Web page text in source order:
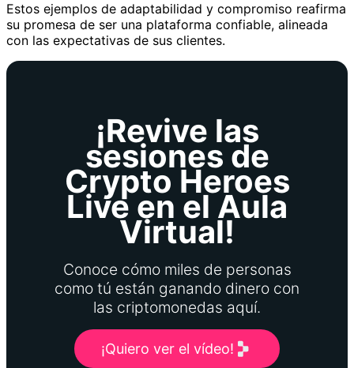
Estos ejemplos de adaptabilidad y compromiso reafirma
su promesa de ser una plataforma confiable, alineada
con las expectativas de sus clientes.
¡Revive las
sesiones de
Crypto Heroes
Live en el Aula
Virtual!
Conoce cómo miles de personas
como tú están ganando dinero con
las criptomonedas aquí.
¡Quiero ver el vídeo!